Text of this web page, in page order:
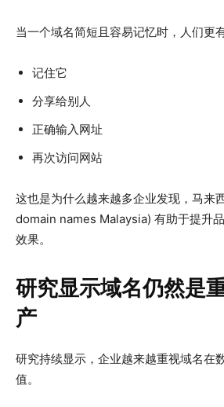
当一个域名简短且容易记忆时，人们更
记住它
分享给别人
正确输入网址
再次访问网站
这也是为什么越来越多企业发现，马来
domain names Malaysia) 有助于提升
效果。
研究显示域名仍然是
产
研究持续显示，企业越来越重视域名在
值。